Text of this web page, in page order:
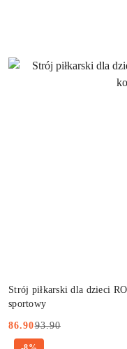
Strój piłkarski dla dzieci
sportowy
Cena
86.90
Cena
93.90